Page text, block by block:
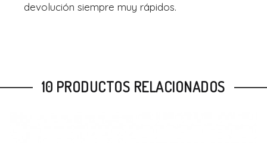
devolución siempre muy rápidos.
10 PRODUCTOS RELACIONADOS